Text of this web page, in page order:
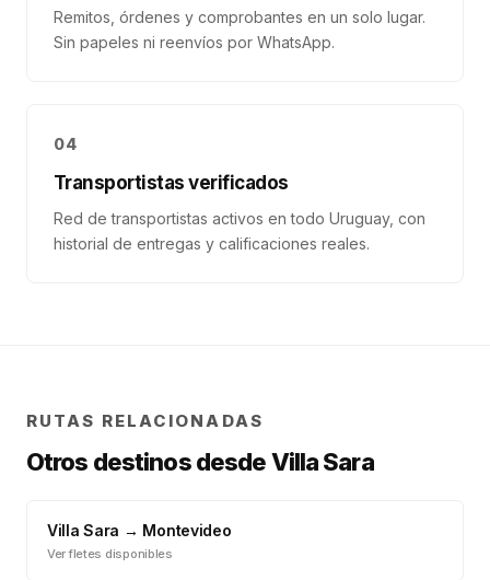
Remitos, órdenes y comprobantes en un solo lugar.
Sin papeles ni reenvíos por WhatsApp.
04
Transportistas verificados
Red de transportistas activos en todo Uruguay, con
historial de entregas y calificaciones reales.
RUTAS RELACIONADAS
Otros destinos desdeVilla Sara
Villa Sara → Montevideo
Ver fletes disponibles